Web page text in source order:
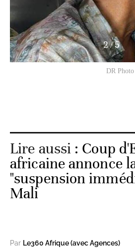
3/5
DR Photo
Lire aussi : Coup
africaine annonce
"suspension
Mali
Par Le360 Afrique (avec Agences)